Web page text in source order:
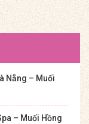
Nẵng – Muối
– Muối Hồng